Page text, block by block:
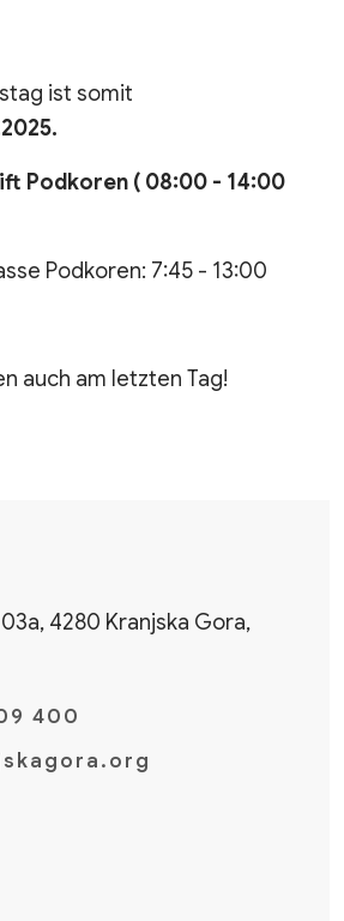
ist somit
Podkoren ( 08:00 - 14:00
Podkoren: 7:45 - 13:00
auch am letzten Tag!
4280 Kranjska Gora,
400